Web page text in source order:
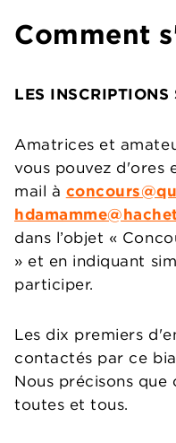
Comment
LES INSCRIPTIONS
Amatrices et
vous pouvez d'ores
mail à
dans l’objet «
» et en indiquant
participer.
Les dix premiers
contactés par ce
Nous précisons
toutes et tous.